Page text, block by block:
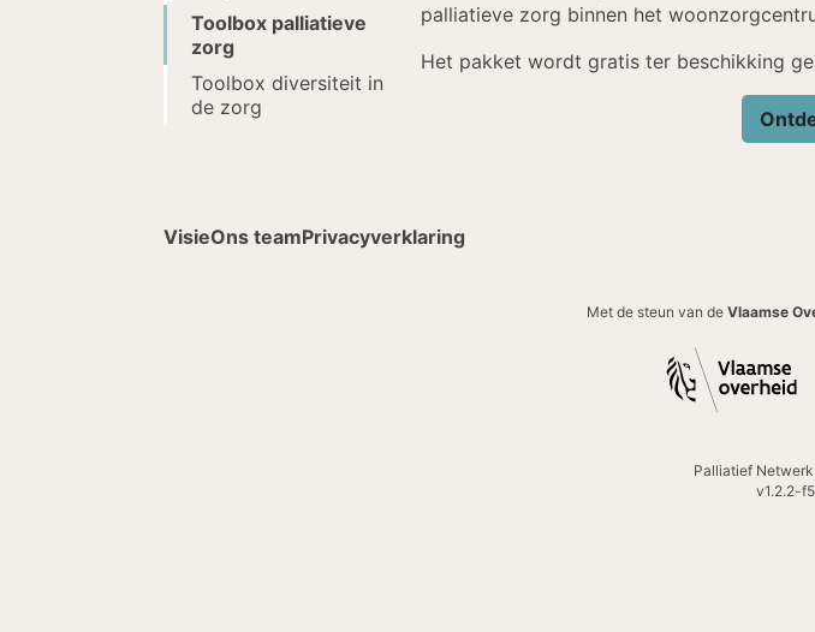
Toolbox palliatieve
zorg
Toolbox diversiteit in
de zorg
palliatieve zorg binnen het
Het pakket wordt gratis ter beschikking
VisieOns teamPrivacyverklaring
Met de steun van de Vlaamse
Palliatief
v1.2.2-